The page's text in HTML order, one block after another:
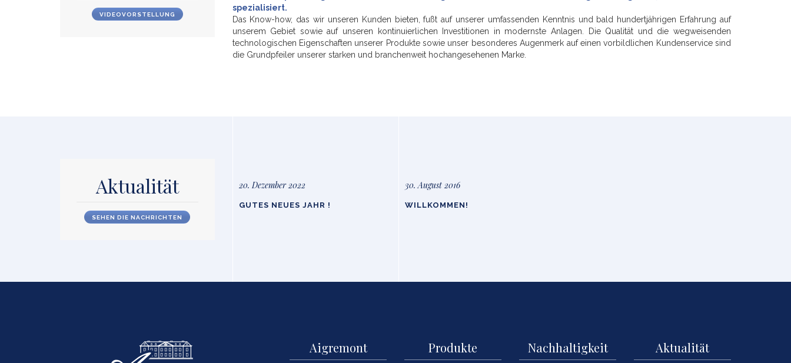
VIDEOVORSTELLUNG
spezialisiert.
Das Know-how, das wir unseren Kunden bieten, fußt auf unserer umfassenden Kenntnis und bald hundertjährigen Erfahrung auf
unserem Gebiet sowie auf unseren kontinuierlichen Investitionen in modernste Anlagen. Die Qualität und die wegweisenden
technologischen Eigenschaften unserer Produkte sowie unser besonderes Augenmerk auf einen vorbildlichen Kundenservice sind
die Grundpfeiler unserer starken und branchenweit hochangesehenen Marke.
Aktualität
SEHEN DIE NACHRICHTEN
20. Dezember 2022
GUTES NEUES JAHR !
30. August 2016
WILLKOMMEN!
Aigremont Produkte Nachhaltigkeit Aktualität